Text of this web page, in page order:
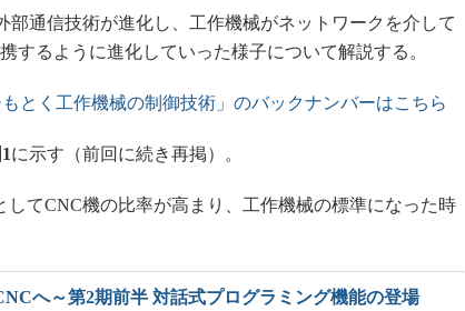
AUTOMOTIVE WORLD
産業オープンネット展
無償設計ツール
3Dプリンタ
インダストリー4.0
植物工場
通信技術が進化し、工作機械がネットワークを介して
するように進化していった様子について解説する。
とく工作機械の制御技術」のバックナンバーはこちら
に示す（前回に続き再掲）。
てCNC機の比率が高まり、工作機械の標準になった時
へ～第2期前半 対話式プログラミング機能の登場